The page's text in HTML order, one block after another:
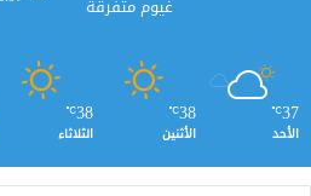
غيوم متفرقة
37
℃
الأحد
38
℃
الأثنين
38
℃
الثلاثاء